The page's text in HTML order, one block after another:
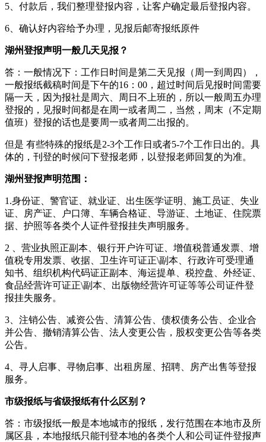
5、付款后，我们整理登报内容，让客户确定最后登报内容。
6、确认好内容给予办理，见报后邮寄报纸原件
湖州登报声明一般几天见报？
答：一般情况下：工作日时间是第二天见报（周一到周四），
一般报纸截稿时间是下午的16：00，超过时间后见报时间需要
隔一天，因为报社是周六、周日不上班的，所以一般周五办理
登报的，见报时间都是在周一或者周二，当然，周末（不定期
值班）登报的话也是要周一或者周二出报的。
但是 有些特殊的报纸是2-3个工作日或者5-7个工作日出的。具
体的，刊登的时候问下登报老师，以登报老师回复的为准。
湖州登报声明范围：
1.身份证、警官证、就业证、出生医学证明、施工员证、失业
证、房产证、户口簿、车辆合格证、导游证、土地证、住院票
据、护照等各类个人证件登报挂失声明服务。
2 、营业执照正副本、银行开户许可证、增值税普通发票、增
值税专用发票、收据、卫生许可证正\副本、行政许可受理通
知书、组织机构代码证正副本、海运提单、税控盘、外经证、
食品经营许可证正\副本、出版物经营许可证等等公司证件登
报挂失服务。
3、注销公告、减资公告、清算公告、债权债务公告、企业合
并公告、撤销清算公告、法人变更公告，股权变更公告等各类
公告。
4、寻人启事、寻物启事、出租房屋、招聘、房产出售等登报
服务。
市级报纸与省级报纸有什么区别？
答：市级报纸一般是本地城市的报纸，发行范围在本地市及所
属区县，本地报纸只能刊登本地的各类个人和公司证件登报声